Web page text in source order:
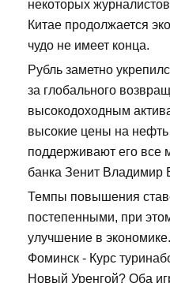
некоторых
Китае продолжается
чудо не имеет конца.
Рубль заметно
за глобального
высокодоходным
высокие цены на
поддерживают его все
банка Зенит Владимир
Темпы повышения
постепенными, при
улучшение в
Фоминск - Курс
Новый Уренгой? Оба